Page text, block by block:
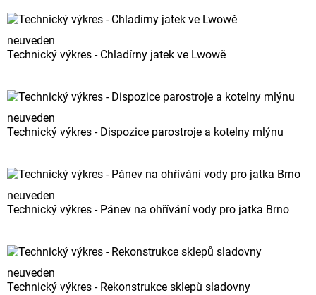
neuveden
Technický výkres - Chladírny jatek ve Lwowě
neuveden
Technický výkres - Dispozice parostroje a kotelny mlýnu
neuveden
Technický výkres - Pánev na ohřívání vody pro jatka Brno
neuveden
Technický výkres - Rekonstrukce sklepů sladovny